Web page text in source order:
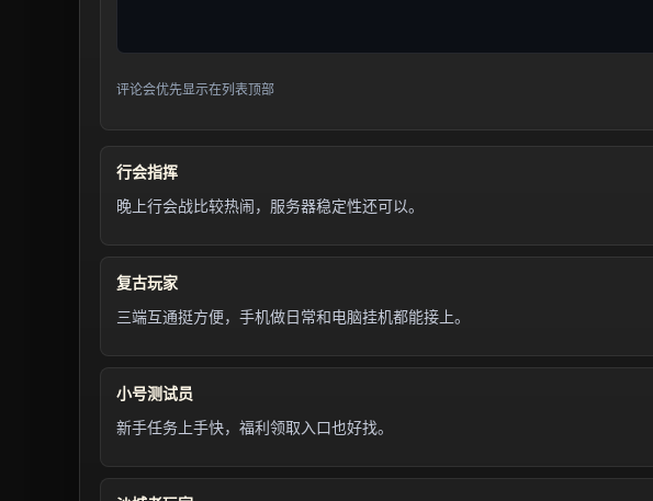
评论会优先显示在列表顶部
行会指挥
晚上行会战比较热闹，服务器稳定性还可以。
复古玩家
三端互通挺方便，手机做日常和电脑挂机都能接上。
小号测试员
新手任务上手快，福利领取入口也好找。